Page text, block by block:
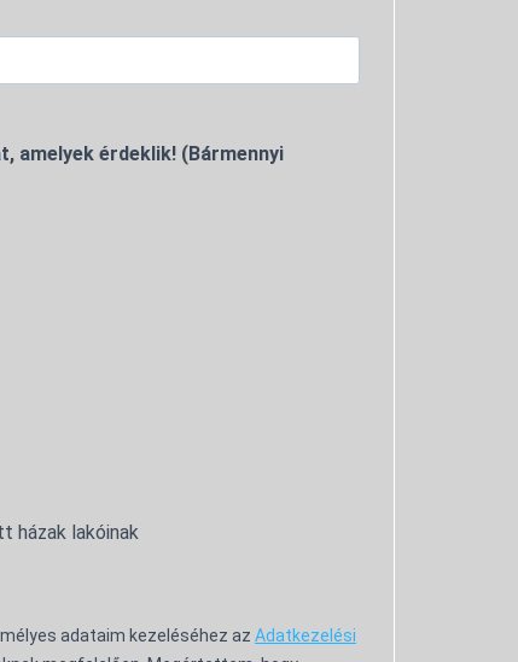
amelyek érdeklik! (Bármennyi
házak lakóinak
adataim kezeléséhez az Adatkezelési